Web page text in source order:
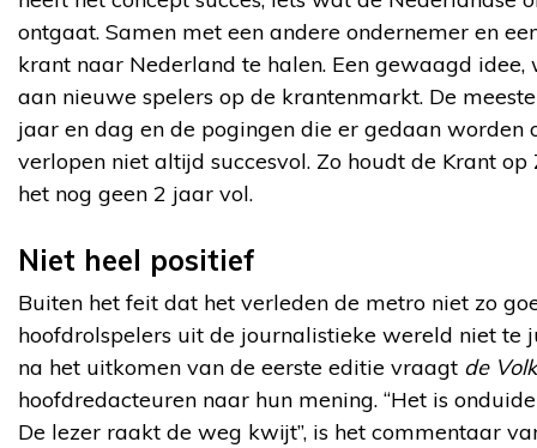
ontgaat. Samen met een andere ondernemer en
krant naar Nederland te halen. Een gewaagd
aan nieuwe spelers op de krantenmarkt. De
jaar en dag en de pogingen die er gedaan
verlopen niet altijd succesvol. Zo houdt de Krant
het nog geen 2 jaar vol.
Niet heel positief
Buiten het feit dat het verleden de metro niet zo
hoofdrolspelers uit de journalistieke wereld niet te
na het uitkomen van de eerste editie vraagt de
hoofdredacteuren naar hun mening. “Het is
De lezer raakt de weg kwijt”, is het commentaar